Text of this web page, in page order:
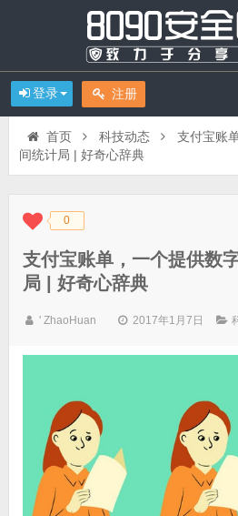
登录 注册
首页 科技动态
支付宝账
间统计局 | 好奇心辞典
◆◆ 0
支付宝账单，一个提供数
局 | 好奇心辞典
' ZhaoHuan 2017年1月7日